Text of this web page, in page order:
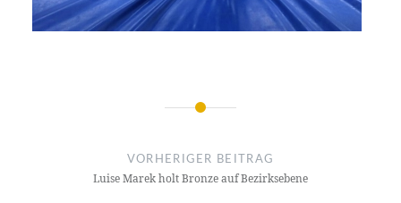
Beitragsnavigation
VORHERIGER BEITRAG
Luise Marek holt Bronze auf Bezirksebene